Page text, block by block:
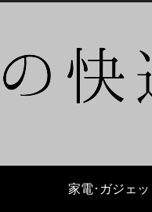
家電･ガジェッ